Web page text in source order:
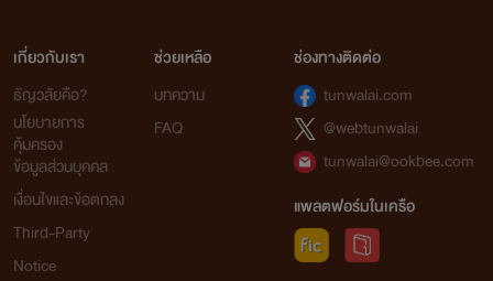
https://www.facebook.com/groups/1173477339442204/
เกี่ยวกับเรา
ธัญวลัยคือ?
นโยบายการ
คุ้มครอง
ข้อมูลส่วนบุคคล
เงื่อนไขและข้อตกลง
Third-Party
Notice
ช่วยเหลือ
บทความ
FAQ
ช่องทางติดต่อ
tunwalai.com
@webtunwalai
tunwalai@ookbee.com
แพลตฟอร์มในเครือ